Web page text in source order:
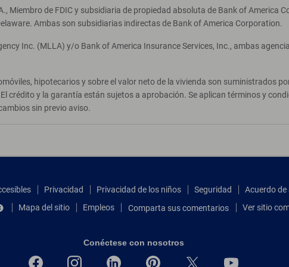
Miembro de FDIC y subsidiaria de propiedad absoluta de Bank of America
Ambas son subsidiarias indirectas de Bank of America Corporation.
Inc. (MLLA) y/o Bank of America Insurance Services, Inc., ambas
hipotecarios y sobre el valor neto de la vivienda son suministrados
crédito y la garantía están sujetos a aprobación. Se aplican términos y
sin previo aviso.
Privacidad Privacidad de los niños Seguridad Acuerdo de
Mapa del sitio Empleos Comparta sus comentarios Ver sitio
Conéctese con nosotros